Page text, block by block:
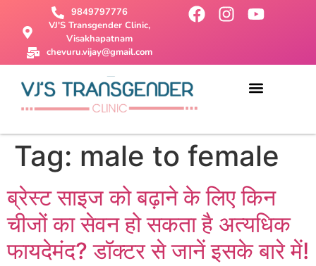
9849797776
VJ'S Transgender Clinic,
Visakhapatnam
chevuru.vijay@gmail.com
Tag: male to female
ब्रेस्ट साइज को बढ़ाने के लिए किन
चीजों का सेवन हो सकता है अत्यधिक
फायदेमंद? डॉक्टर से जानें इसके बारे में!